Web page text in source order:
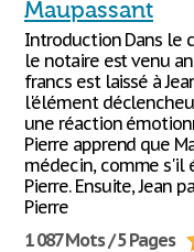
Maupassant
Introduction Dans le
le notaire est venu
francs est laissé à
l'élément
une réaction
Pierre apprend que
médecin, comme s'il
Pierre. Ensuite, Jean
Pierre
1 087 Mots / 5 Pages